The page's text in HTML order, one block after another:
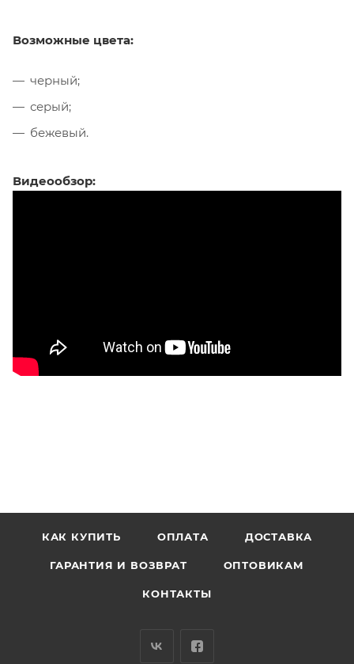
Возможные цвета:
черный;
серый;
бежевый.
Видеообзор:
КАК КУПИТЬ ОПЛАТА ДОСТАВКА
ГАРАНТИЯ И ВОЗВРАТ ОПТОВИКАМ
КОНТАКТЫ